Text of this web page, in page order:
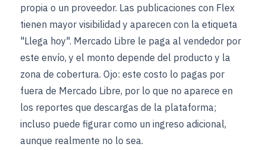
propia o un proveedor. Las publicaciones con Flex
tienen mayor visibilidad y aparecen con la etiqueta
"Llega hoy". Mercado Libre le paga al vendedor por
este envío, y el monto depende del producto y la
zona de cobertura. Ojo: este costo lo pagas por
fuera de Mercado Libre, por lo que no aparece en
los reportes que descargas de la plataforma;
incluso puede figurar como un ingreso adicional,
aunque realmente no lo sea.